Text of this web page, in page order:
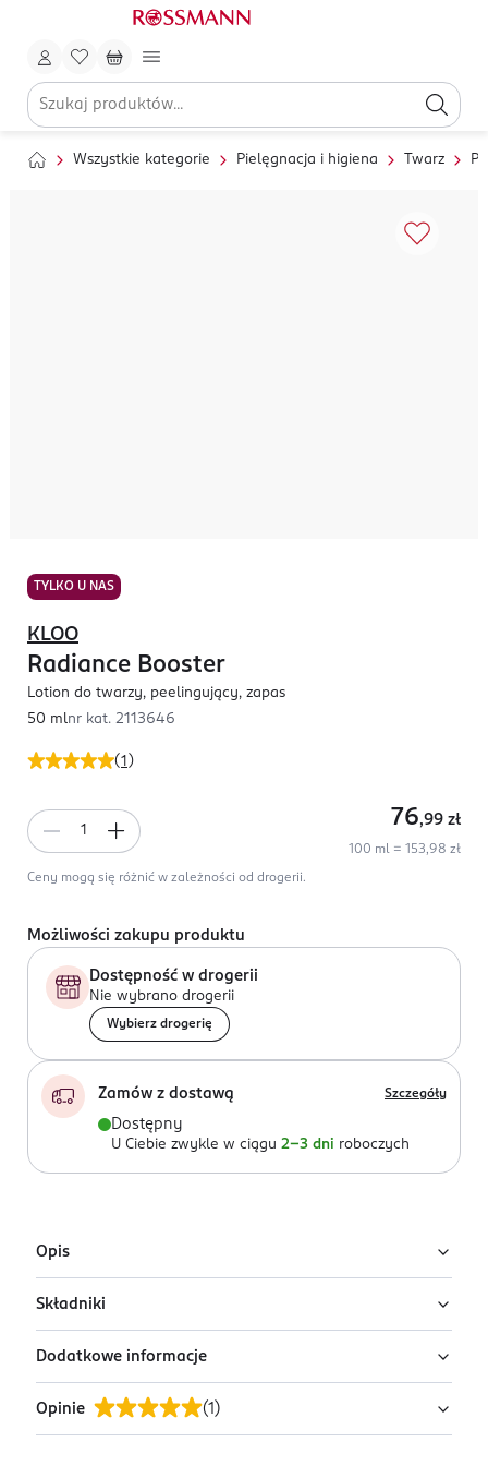
Wszystkie kategorie Pielęgnacja i higiena Twarz
TYLKO U NAS
(1 )
KLOO
Radiance Booster
Lotion do twarzy, peelingujący, zapas
50 mlnr kat. 2113646
76,99 zł
100 ml = 153,98 zł
Ceny mogą się różnić w zależności od drogerii.
Możliwości zakupu produktu
Dostępność w drogerii
Nie wybrano drogerii
Wybierz drogerię
Zamów z dostawą Szczegóły
Dostępny
U Ciebie zwykle w ciągu 2-3 dni roboczych
Opis
To jest Refill dla Twojego produktu KLOO radiance
booster peeling lotion.
Innowacyjny lotion peelingujący inspirowany
Składniki
Ingredients: : AQUA, ARGININE, CAPRYLIC/CAPRIC
TRIGLYCERIDE, DIETHYLHEXYL CARBONATE,
POLYGLYCERYL-6 STEARATE, POLYACRYLATE
CROSSPOLYMER-6, POLYGLYCERYL-6 BEHENATE, LACTIC
Dodatkowe informacje
PRZYGOTOWANIE I STOSOWANIE
Nałóż lotion peelingujący na oczyszczoną skórę
Opinie (1 )